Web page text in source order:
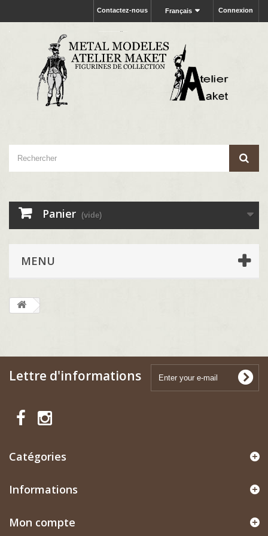
Connexion
Français
Contactez-nous
Panier (vide)
MENU
Lettre d'informations
Catégories
Informations
Mon compte